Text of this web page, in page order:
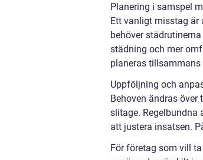
Planering i samspel
Ett vanligt misstag är
behöver
städning och mer
planeras
Uppföljning och
Behoven ändras
slitage. Regelbundna
att justera insatsen.
För företag som vill